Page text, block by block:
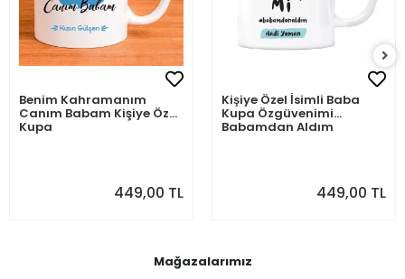
Benim Kahramanım
Canım Babam Kişiye Özel
Kupa
449,00 TL
Kişiye Özel İsimli Baba
Kupa Özgüvenimi
Babamdan Aldım
449,00 TL
Mağazalarımız